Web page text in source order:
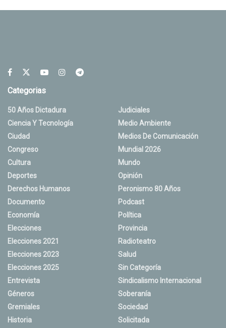
Categorias
50 Años Dictadura
Ciencia Y Tecnología
Ciudad
Congreso
Cultura
Deportes
Derechos Humanos
Documento
Economía
Elecciones
Elecciones 2021
Elecciones 2023
Elecciones 2025
Entrevista
Géneros
Gremiales
Historia
Judiciales
Medio Ambiente
Medios De Comunicación
Mundial 2026
Mundo
Opinión
Peronismo 80 Años
Podcast
Política
Provincia
Radioteatro
Salud
Sin Categoría
Sindicalismo Internacional
Soberanía
Sociedad
Solicitada